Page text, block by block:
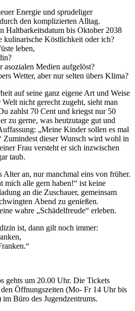
Energie und sprudeliger
den komplizierten Alltag.
Haltbarkeitsdatum bis Oktober 2038
kulinarische Köstlichkeit oder ich?
leben,
asozialen Medien aufgelöst?
Wetter, aber nur selten übers Klima?
auf seine ganz eigene Art und Weise
nicht gerecht zugeht, sieht man
zahlst 70 Cent und kriegst nur 50
zu gerne, was heutzutage gut und
„Meine Kinder sollen es mal
Zumindest dieser Wunsch wird wohl in
Frau versteht er sich inzwischen
taub.
Alter an, nur manchmal eins von früher.
mich alle gern haben!“ ist keine
an die Zuschauer, gemeinsam
Abend zu genießen.
wahre „Schädelfreude“ erleben.
ist, dann gilt noch immer:
gehts um 20.00 Uhr. Die Tickets
Öffnungszeiten (Mo- Fr 14 Uhr bis
Büro des Jugendzentrums.